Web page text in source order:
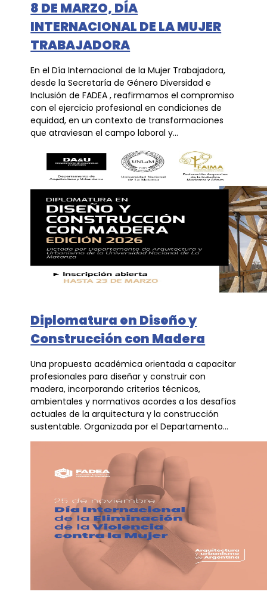
8 DE MARZO, DÍA
INTERNACIONAL DE LA MUJER
TRABAJADORA
En el Día Internacional de la Mujer Trabajadora,
desde la Secretaría de Género Diversidad e
Inclusión de FADEA , reafirmamos el compromiso
con el ejercicio profesional en condiciones de
equidad, en un contexto de transformaciones
que atraviesan el campo laboral y...
Diplomatura en Diseño y
Construcción con Madera
Una propuesta académica orientada a capacitar
profesionales para diseñar y construir con
madera, incorporando criterios técnicos,
ambientales y normativos acordes a los desafíos
actuales de la arquitectura y la construcción
sustentable. Organizada por el Departamento...